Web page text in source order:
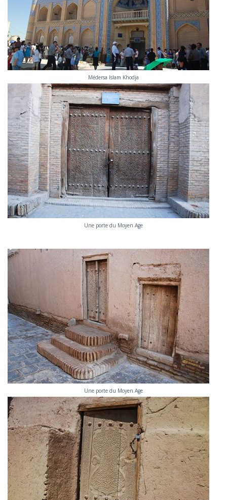
Médersa Islam Khodja
Une porte du Moyen Age
Une porte du Moyen Age